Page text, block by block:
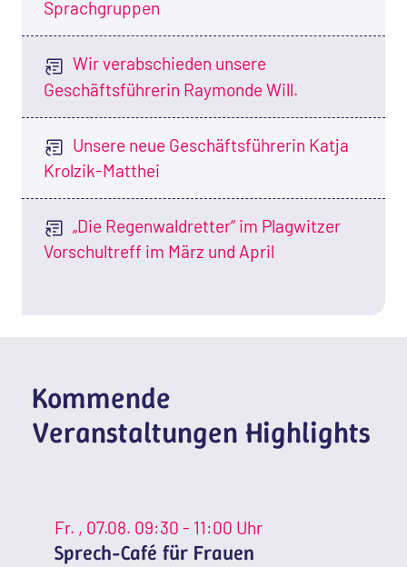
Sprachgruppen
Wir verabschieden unsere
Geschäftsführerin Raymonde Will.
Unsere neue Geschäftsführerin Katja
Krolzik-Matthei
„Die Regenwaldretter“ im Plagwitzer
Vorschultreff im März und April
Kommende
Veranstaltungen Highlights
Fr. , 07.08. 09:30 - 11:00 Uhr
Sprech-Café für Frauen